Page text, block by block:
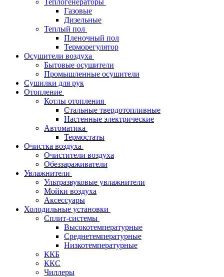
Газовые
Дизельные
Теплый пол
Пленочный пол
Терморегулятор
Осушители воздуха
Бытовые осушители
Промышленные осушители
Сушилки для рук
Отопление
Котлы отопления
Стальные твердотопливные
Настенные электрические
Автоматика
Термостаты
Очистка воздуха
Очистители воздуха
Обеззараживатели
Увлажнители
Ультразвуковые увлажнители
Мойки воздуха
Аксессуары
Холодильные установки
Сплит-системы
Высокотемпературные
Среднетемпературные
Низкотемпературные
ККБ
ККС
Чиллеры